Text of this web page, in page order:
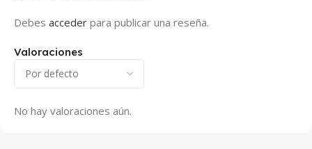
Valoraciones
No hay valoraciones aún.
Debes acceder para publicar una reseña.